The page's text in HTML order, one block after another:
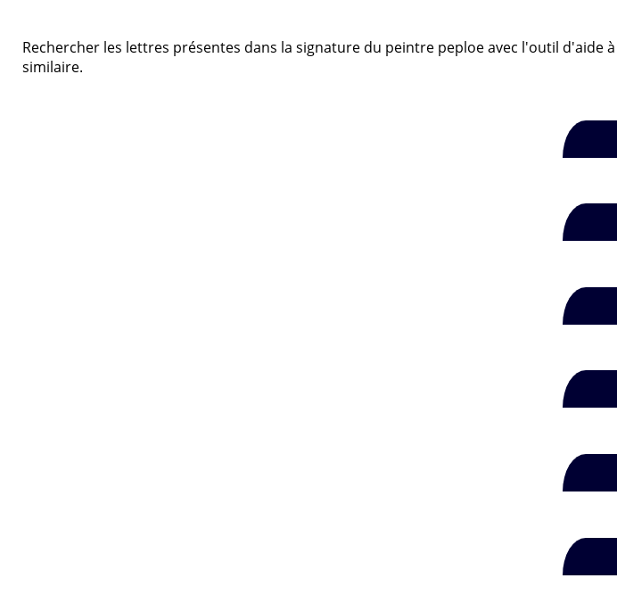
Rechercher les lettres présentes dans la signature du peintre peploe avec l'outil
similaire.